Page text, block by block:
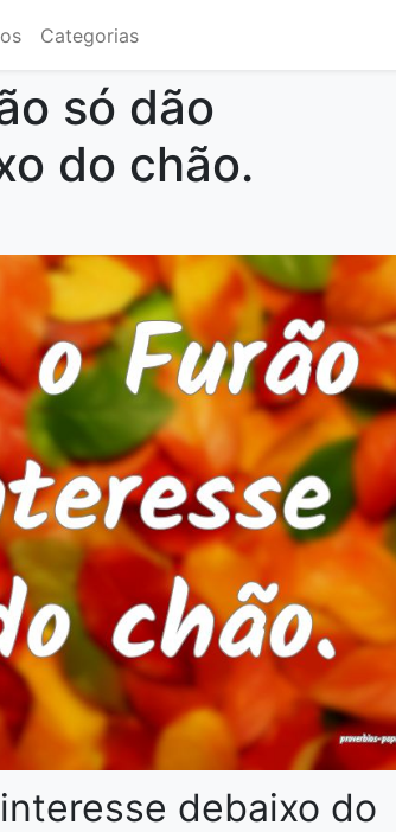
Categorias
só dão
do chão.
debaixo do